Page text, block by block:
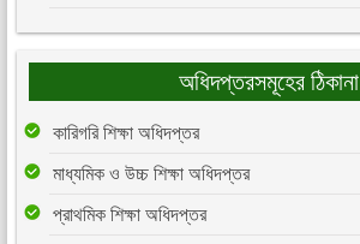
অধিদপ্তরসমূহের ঠিকানা
কারিগরি শিক্ষা অধিদপ্তর
মাধ্যমিক ও উচ্চ শিক্ষা অধিদপ্তর
প্রাথমিক শিক্ষা অধিদপ্তর